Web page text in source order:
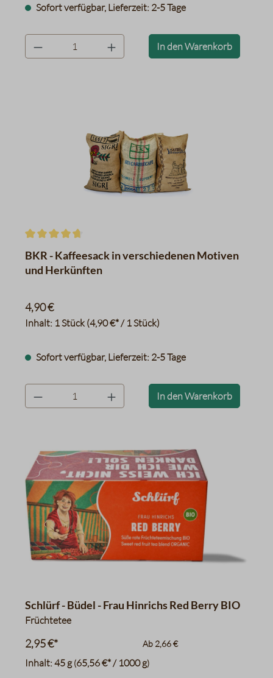
Sofort verfügbar, Lieferzeit: 2-5 Tage
product.quantityLabel In den Warenkorb
Durchschnittliche Bewertung von 4.7 von 5 Sternen
BKR - Kaffeesack in verschiedenen Motiven
und Herkünften
Inhalt: 1 Stück(4,90 €* / 1 Stück)
4,90 €
Sofort verfügbar, Lieferzeit: 2-5 Tage
product.quantityLabel In den Warenkorb
Schlürf - Büdel - Frau Hinrichs Red Berry BIO
Früchtetee
Inhalt:45 g(65,56 €* / 1000 g)
2,95 €* Ab 2,66 €